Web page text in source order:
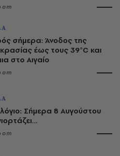
σήμερα: Άνοδος της
έως τους 39°C και
στο Αιγαίο
Σήμερα 8 Αυγούστου